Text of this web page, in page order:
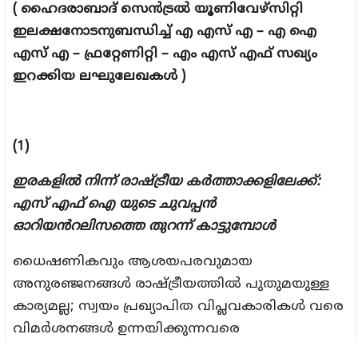
( ഹൈദരാബാദ് സെൻട്രൽ യൂണിവേഴ്സിറ്റി
ഇലക്ഷനോടനുബന്ധിച്ച് എ എസ് എ – എ ഐ
എസ് എ – ഫ്രറ്റേണിറ്റി – എം എസ് എഫ് സഖ്യം
ഇറക്കിയ ലഘുലേഖകൾ )
(1)
ഇരകളിൽ നിന്ന് രാഷ്ട്രീയ കർത്താക്കളിലേക്ക്:
എസ് എഫ് ഐ യുടെ ചുവപ്പൻ
ഓറിയൻറലിസത്തെ തുറന്ന് കാട്ടുമ്പോൾ
ധൈഷണികവും ആശയപരവുമായ
അനുരഞ്ജനങ്ങൾ രാഷ്ട്രീയത്തിൽ പുതുമയുള്ള
കാര്യമല്ല; സ്വയം പ്രഖ്യാപിത വിപ്ലവകാരികൾ വരെ
വിമർശനങ്ങൾ ഉന്നയിക്കുന്നവരെ